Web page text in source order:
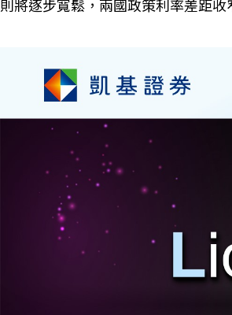
則將逐步寬鬆，兩國政策利率差距